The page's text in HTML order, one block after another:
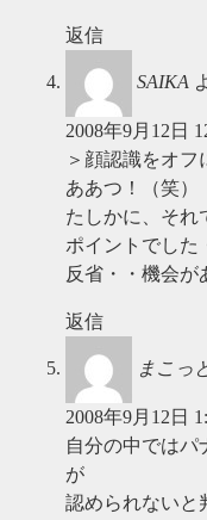
返信
SAIKA
2008年9月12日
＞顔認識をオフ
ああつ！（笑）
たしかに、それ
ポイントでした
反省・・機会が
返信
まこっ
2008年9月12日
自分の中ではパ
が
認められないと